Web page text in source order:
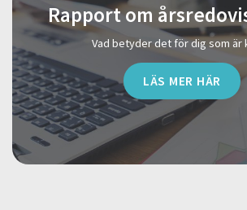
Rapport om
Vad betyder det för dig som är
LÄS MER HÄR